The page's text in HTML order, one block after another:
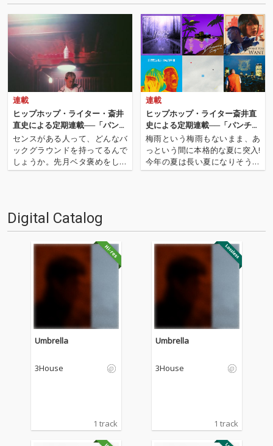
連載
ヒップホップ・ライター・斎井
直史による定期連載──「パンチ
ライン・オブ・ザ・マンス」 第
19回
センスがある人って、どんなバ
ックグラウンドを持ってるんで
しょうか。先月ベタ褒めをした
沖縄の3house。「Purple Rai
しているのに、強烈に印象に残
ってしまいました。…
連載
ヒップホップ・ライター斎井直
史による定期連載──「パンチラ
イン・オブ・ザ・マンス」 第18
回
梅雨という梅雨もないまま、あ
っという間に本格的な夏に突入!
今年の夏は長い夏になりそうな
予感! 今月も「パンチライン・オ
ーティストもラヴ・コ…
Digital Catalog
Umbrella
3House
1 track
Umbrella
3House
1 track